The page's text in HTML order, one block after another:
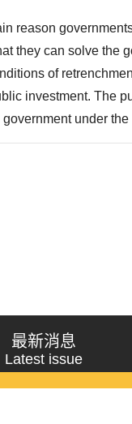
reason
they can solve the
of
investment. The
under
tries to find out
最新消息
Latest issue